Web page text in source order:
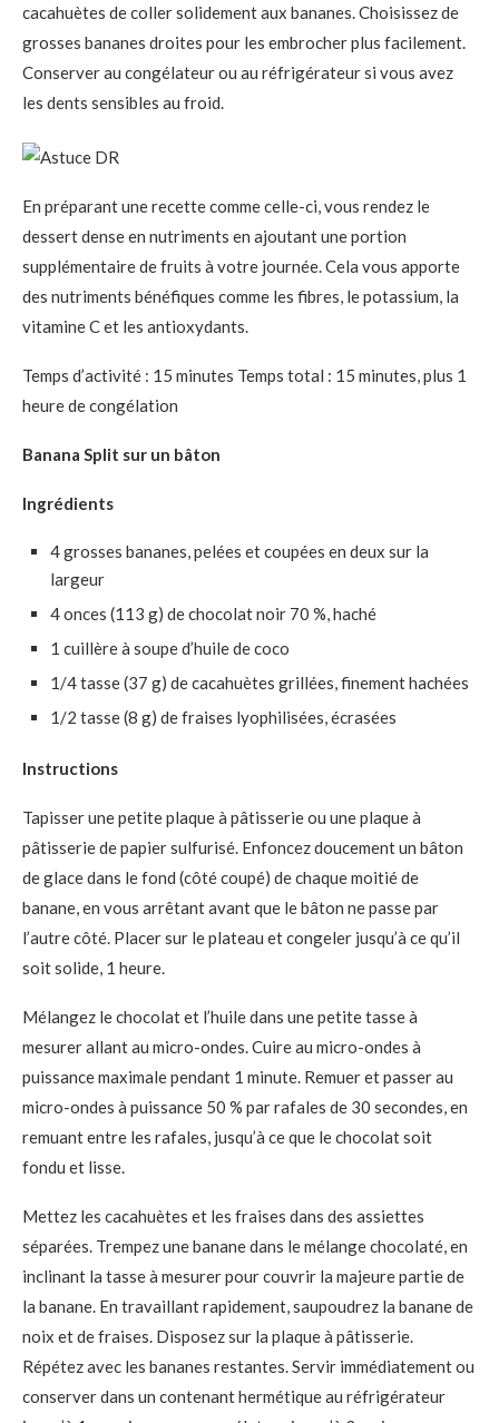
cacahuètes de coller solidement aux bananes. Choisissez de
grosses bananes droites pour les embrocher plus facilement.
Conserver au congélateur ou au réfrigérateur si vous avez
les dents sensibles au froid.
En préparant une recette comme celle-ci, vous rendez le
dessert dense en nutriments en ajoutant une portion
supplémentaire de fruits à votre journée. Cela vous apporte
des nutriments bénéfiques comme les fibres, le potassium, la
vitamine C et les antioxydants.
Temps d’activité : 15 minutes Temps total : 15 minutes, plus 1
heure de congélation
Banana Split sur un bâton
Ingrédients
4 grosses bananes, pelées et coupées en deux sur la
largeur
4 onces (113 g) de chocolat noir 70 %, haché
1 cuillère à soupe d’huile de coco
1/4 tasse (37 g) de cacahuètes grillées, finement hachées
1/2 tasse (8 g) de fraises lyophilisées, écrasées
Instructions
Tapisser une petite plaque à pâtisserie ou une plaque à
pâtisserie de papier sulfurisé. Enfoncez doucement un bâton
de glace dans le fond (côté coupé) de chaque moitié de
banane, en vous arrêtant avant que le bâton ne passe par
l’autre côté. Placer sur le plateau et congeler jusqu’à ce qu’il
soit solide, 1 heure.
Mélangez le chocolat et l’huile dans une petite tasse à
mesurer allant au micro-ondes. Cuire au micro-ondes à
puissance maximale pendant 1 minute. Remuer et passer au
micro-ondes à puissance 50 % par rafales de 30 secondes, en
remuant entre les rafales, jusqu’à ce que le chocolat soit
fondu et lisse.
Mettez les cacahuètes et les fraises dans des assiettes
séparées. Trempez une banane dans le mélange chocolaté, en
inclinant la tasse à mesurer pour couvrir la majeure partie de
la banane. En travaillant rapidement, saupoudrez la banane de
noix et de fraises. Disposez sur la plaque à pâtisserie.
Répétez avec les bananes restantes. Servir immédiatement ou
conserver dans un contenant hermétique au réfrigérateur